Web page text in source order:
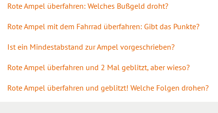
Rote Ampel überfahren: Welches Bußgeld droht?
Rote Ampel mit dem Fahrrad überfahren: Gibt das Punkte?
Ist ein Mindestabstand zur Ampel vorgeschrieben?
Rote Ampel überfahren und 2 Mal geblitzt, aber wieso?
Rote Ampel überfahren und geblitzt! Welche Folgen drohen?